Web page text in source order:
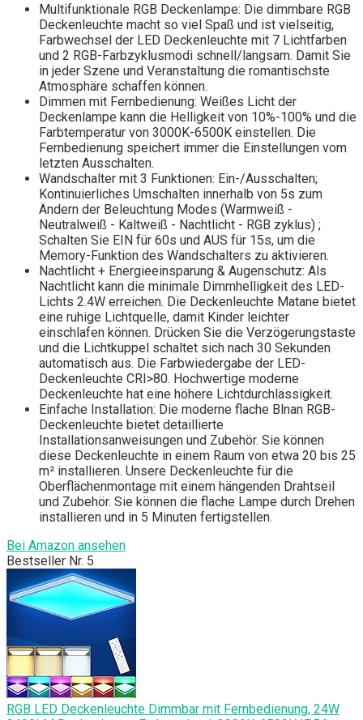
Multifunktionale RGB Deckenlampe: Die dimmbare RGB
Deckenleuchte macht so viel Spaß und ist vielseitig,
Farbwechsel der LED Deckenleuchte mit 7 Lichtfarben
und 2 RGB-Farbzyklusmodi schnell/langsam. Damit Sie
in jeder Szene und Veranstaltung die romantischste
Atmosphäre schaffen können.
Dimmen mit Fernbedienung: Weißes Licht der
Deckenlampe kann die Helligkeit von 10%-100% und die
Farbtemperatur von 3000K-6500K einstellen. Die
Fernbedienung speichert immer die Einstellungen vom
letzten Ausschalten.
Wandschalter mit 3 Funktionen: Ein-/Ausschalten;
Kontinuierliches Umschalten innerhalb von 5s zum
Ändern der Beleuchtung Modes (Warmweiß -
Neutralweiß - Kaltweiß - Nachtlicht - RGB zyklus) ;
Schalten Sie EIN für 60s und AUS für 15s, um die
Memory-Funktion des Wandschalters zu aktivieren.
Nachtlicht + Energieeinsparung & Augenschutz: Als
Nachtlicht kann die minimale Dimmhelligkeit des LED-
Lichts 2.4W erreichen. Die Deckenleuchte Matane bietet
eine ruhige Lichtquelle, damit Kinder leichter
einschlafen können. Drücken Sie die Verzögerungstaste
und die Lichtkuppel schaltet sich nach 30 Sekunden
automatisch aus. Die Farbwiedergabe der LED-
Deckenleuchte CRI>80. Hochwertige moderne
Deckenleuchte hat eine höhere Lichtdurchlässigkeit.
Einfache Installation: Die moderne flache Blnan RGB-
Deckenleuchte bietet detaillierte
Installationsanweisungen und Zubehör. Sie können
diese Deckenleuchte in einem Raum von etwa 20 bis 25
m² installieren. Unsere Deckenleuchte für die
Oberflächenmontage mit einem hängenden Drahtseil
und Zubehör. Sie können die flache Lampe durch Drehen
installieren und in 5 Minuten fertigstellen.
Bei Amazon ansehen
Bestseller Nr. 5
RGB LED Deckenleuchte Dimmbar mit Fernbedienung, 24W